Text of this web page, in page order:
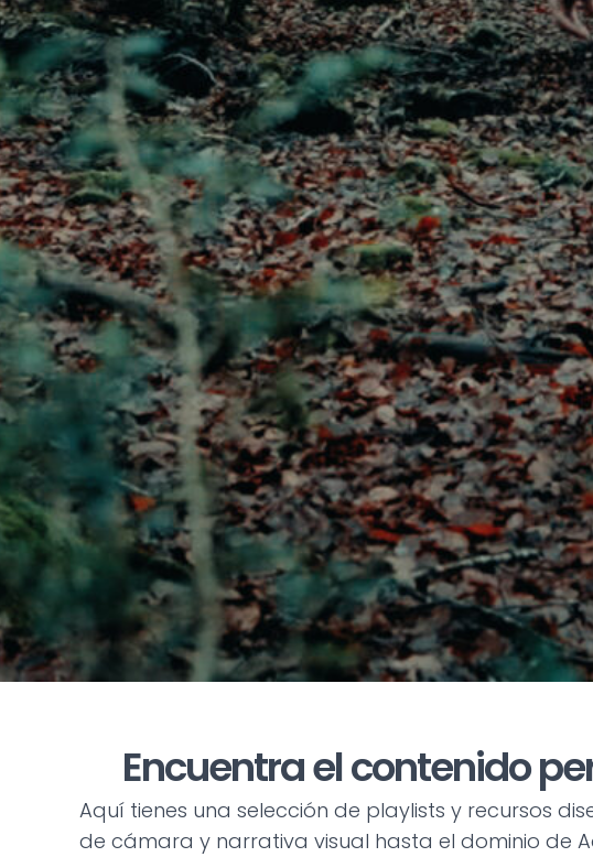
Encuentra el contenido
Aquí tienes una selección de playlists y recursos
de cámara y narrativa visual hasta el dominio de